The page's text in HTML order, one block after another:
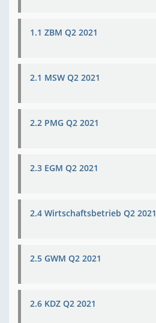
1.1 ZBM Q2 2021
2.1 MSW Q2 2021
2.2 PMG Q2 2021
2.3 EGM Q2 2021
2.4 Wirtschaftsbetrieb Q2 2021
2.5 GWM Q2 2021
2.6 KDZ Q2 2021